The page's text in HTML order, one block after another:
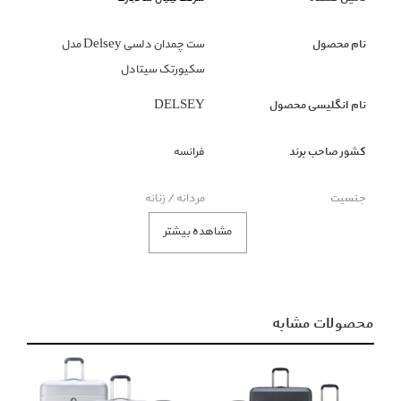
مشاهده بیشتر
نام محصول
ست چمدان دلسی Delsey مدل
سکیورتک سیتادل
نام انگلیسی محصول DELSEY
کشور صاحب برند فرانسه
جنسیت مردانه / زنانه
رنگ محصول سبز
محصولات مشابه